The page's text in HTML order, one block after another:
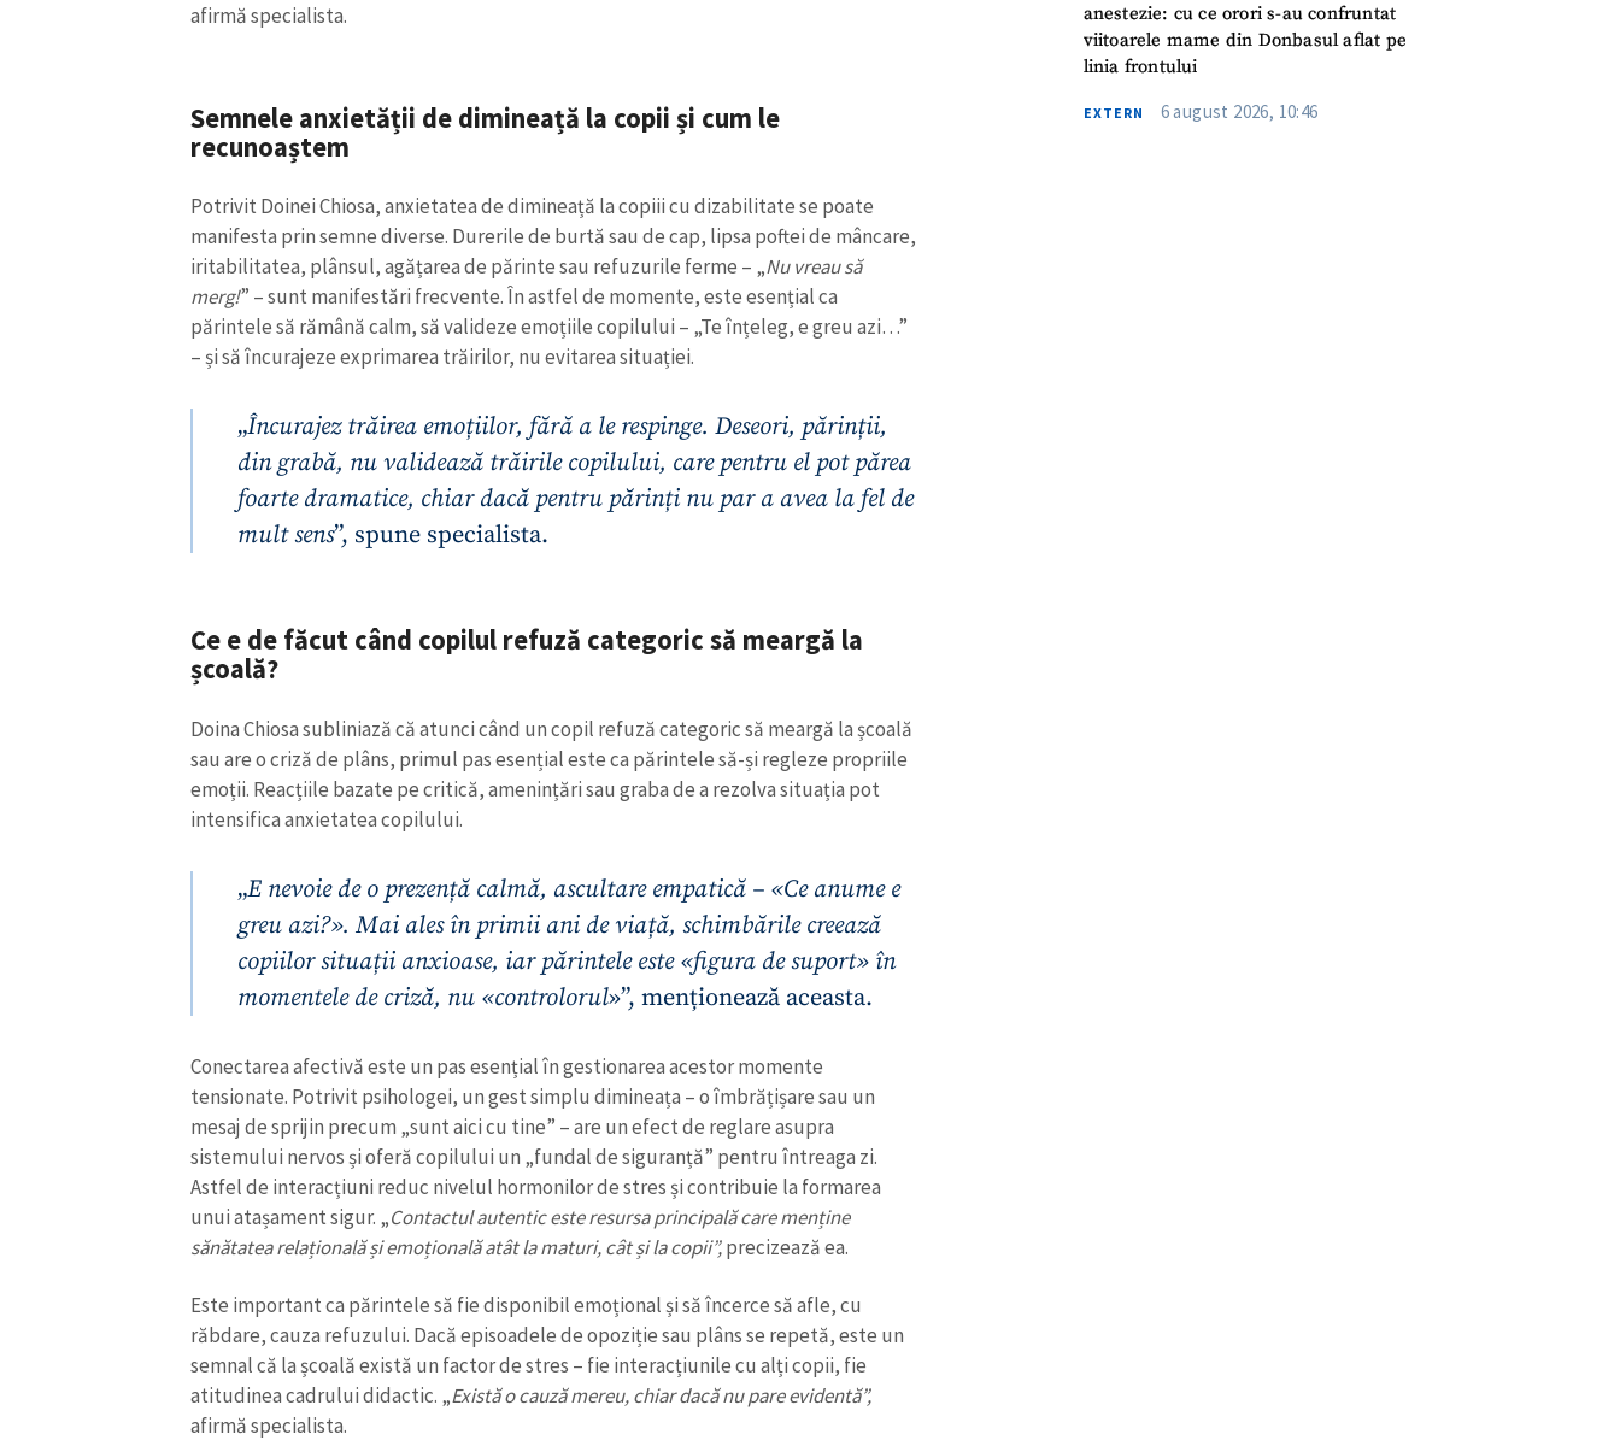
afirmă specialista.
Semnele anxietății de dimineață la copii și cum le
recunoaștem
Potrivit Doinei Chiosa, anxietatea de dimineață la copiii cu dizabilitate se poate
manifesta prin semne diverse. Durerile de burtă sau de cap, lipsa poftei de mâncare,
iritabilitatea, plânsul, agățarea de părinte sau refuzurile ferme – „Nu vreau să
merg!” – sunt manifestări frecvente. În astfel de momente, este esențial ca
părintele să rămână calm, să valideze emoțiile copilului – „Te înțeleg, e greu azi…”
– și să încurajeze exprimarea trăirilor, nu evitarea situației.
„Încurajez trăirea emoțiilor, fără a le respinge. Deseori, părinții,
din grabă, nu validează trăirile copilului, care pentru el pot părea
foarte dramatice, chiar dacă pentru părinți nu par a avea la fel de
mult sens”, spune specialista.
Ce e de făcut când copilul refuză categoric să meargă la
școală?
Doina Chiosa subliniază că atunci când un copil refuză categoric să meargă la școală
sau are o criză de plâns, primul pas esențial este ca părintele să-și regleze propriile
emoții. Reacțiile bazate pe critică, amenințări sau graba de a rezolva situația pot
intensifica anxietatea copilului.
„E nevoie de o prezență calmă, ascultare empatică – «Ce anume e
greu azi?». Mai ales în primii ani de viață, schimbările creează
copiilor situații anxioase, iar părintele este «figura de suport» în
momentele de criză, nu «controlorul»”, menționează aceasta.
Conectarea afectivă este un pas esențial în gestionarea acestor momente
tensionate. Potrivit psihologei, un gest simplu dimineața – o îmbrățișare sau un
mesaj de sprijin precum „sunt aici cu tine” – are un efect de reglare asupra
sistemului nervos și oferă copilului un „fundal de siguranță” pentru întreaga zi.
Astfel de interacțiuni reduc nivelul hormonilor de stres și contribuie la formarea
unui atașament sigur. „Contactul autentic este resursa principală care menține
sănătatea relațională și emoțională atât la maturi, cât și la copii”,precizează ea.
Este important ca părintele să fie disponibil emoțional și să încerce să afle, cu
răbdare, cauza refuzului. Dacă episoadele de opoziție sau plâns se repetă, este un
semnal că la școală există un factor de stres – fie interacțiunile cu alți copii, fie
atitudinea cadrului didactic. „Există o cauză mereu, chiar dacă nu pare evidentă”,
afirmă specialista.
anestezie: cu ce orori s-au confruntat
viitoarele mame din Donbasul aflat pe
linia frontului
EXTERN 6 august 2026, 10:46
TRIMITE ȘTIREA